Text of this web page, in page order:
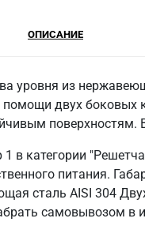
ОПИСАНИЕ
уровня из
помощи двух
в категории
питания.
сталь AISI 304
самовывозом в